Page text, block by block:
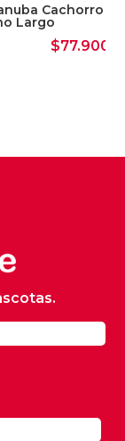
Cachorro 15
Largo
$77.900